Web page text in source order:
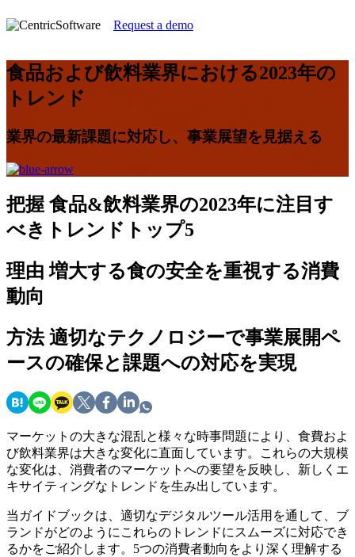
Request a demo
食品および飲料業界における2023年の
トレンド
業界の最新課題に対応し、事業展望を見据える
把握 食品&飲料業界の2023年に注目す
べきトレンドトップ5
理由増大する食の安全を重視する消費
動向
方法適切なテクノロジーで事業展開ペ
ースの確保と課題への対応を実現
マーケットの大きな混乱と様々な時事問題により、食費およ
び飲料業界は大きな変化に直面しています。これらの大規模
な変化は、消費者のマーケットへの要望を反映し、新しくエ
キサイティングなトレンドを生み出しています。
当ガイドブックは、適切なデジタルツール活用を通して、ブ
ランドがどのようにこれらのトレンドにスムーズに対応でき
るかをご紹介します。5つの消費者動向をより深く理解する